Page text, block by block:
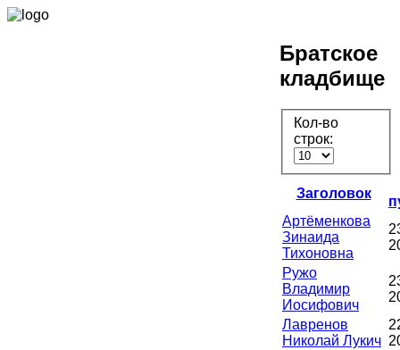
Братское
кладбище
Кол-во
строк:
Заголовок
Артёменкова
Зинаида
Тихоновна
Ружо
Владимир
Иосифович
Лавренов
Николай Лукич